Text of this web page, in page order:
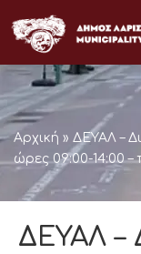
στο
περιεχόμενο
Αρχική » ΔΕΥΑΛ –
ώρες 09:00-14:00 –
ΔΕΥΑΛ –